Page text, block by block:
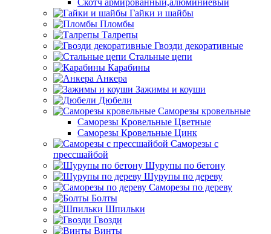
Скотч армированный,алюминиевый
Гайки и шайбы
Пломбы
Талрепы
Гвозди декоративные
Стальные цепи
Карабины
Анкера
Зажимы и коуши
Дюбели
Саморезы кровельные
Саморезы Кровельные Цветные
Саморезы Кровельные Цинк
Саморезы с
прессшайбой
Шурупы по бетону
Шурупы по дереву
Саморезы по дереву
Болты
Шпильки
Гвозди
Винты